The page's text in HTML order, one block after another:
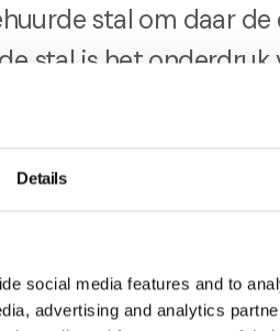
Details
social media features and to
advertising and analytics
stal om daar de
stal is het
Dat merk je ook
staan
aan zijn
koppel als